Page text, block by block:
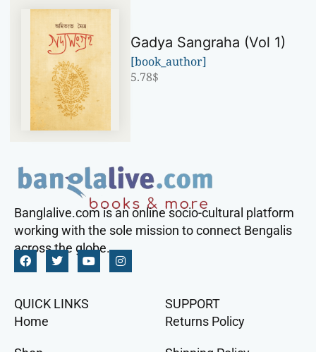
Gadya Sangraha (Vol 1)
[book_author]
5.78$
Banglalive.com is an online socio-cultural platform
working with the sole mission to connect Bengalis
across the globe.
QUICK LINKS
Home
SUPPORT
Returns Policy